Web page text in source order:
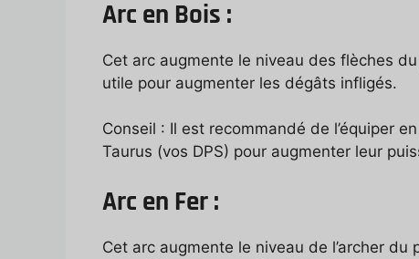
Arc en Bois :
Cet arc augmente le niveau des flèches
utile pour augmenter les dégâts infligés.
Conseil : Il est recommandé de l’équiper
Taurus (vos DPS) pour augmenter leur
Arc en Fer :
Cet arc augmente le niveau de l’archer du